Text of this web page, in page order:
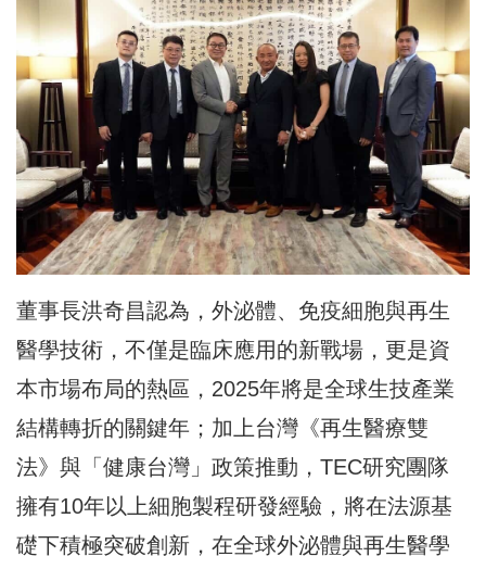
董事長洪奇昌認為，外泌體、免疫細胞與再生
醫學技術，不僅是臨床應用的新戰場，更是資
本市場布局的熱區，2025年將是全球生技產業
結構轉折的關鍵年；加上台灣《再生醫療雙
法》與「健康台灣」政策推動，TEC研究團隊
擁有10年以上細胞製程研發經驗，將在法源基
礎下積極突破創新，在全球外泌體與再生醫學